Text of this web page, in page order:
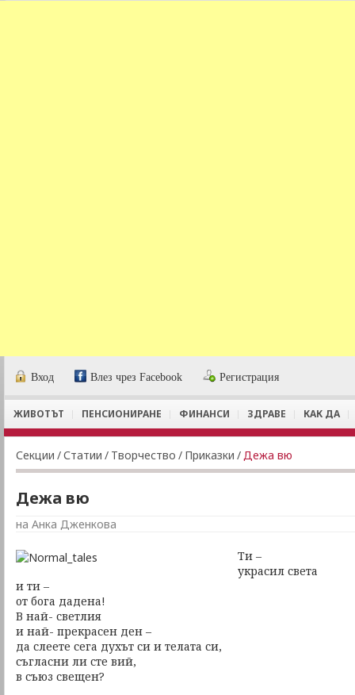
Вход Влез чрез Facebook Регистрация
ЖИВОТЪТ ПЕНСИОНИРАНЕ ФИНАНСИ ЗДРАВЕ КАК ДА
Секции /Статии / Творчество / Приказки /Дежа вю
Дежа вю
на Анка Дженкова
Ти –
украсил света
и ти –
от бога дадена!
В най- светлия
и най- прекрасен ден –
да слеете сега духът си и телата си,
съгласни ли сте вий,
в съюз свещен?